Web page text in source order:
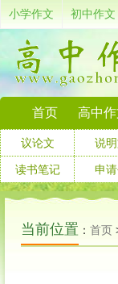
小学作文 初中作文
首页 高中
议论文 说
读书笔记 申
当前位置 ： 首页